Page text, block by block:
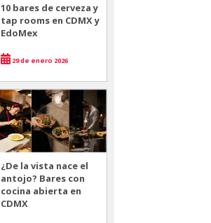
10 bares de cerveza y
tap rooms en CDMX y
EdoMex
29 de enero 2026
¿De la vista nace el
antojo? Bares con
cocina abierta en
CDMX